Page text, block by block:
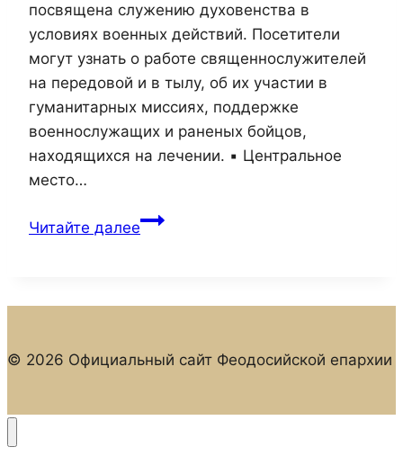
посвящена служению духовенства в
условиях военных действий. Посетители
могут узнать о работе священнослужителей
на передовой и в тылу, об их участии в
гуманитарных миссиях, поддержке
военнослужащих и раненых бойцов,
находящихся на лечении. ▪️ Центральное
место…
Читайте далееВ
«Духовное
на
© 2026 Официальный сайт Феодосийской епархии